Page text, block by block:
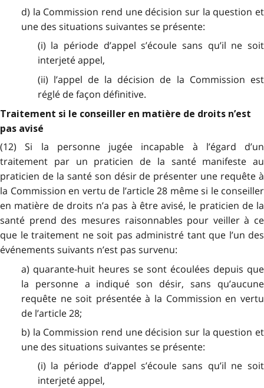
d) la Commission rend une décision sur la question et
une des situations suivantes se présente:
(i) la période d’appel s’écoule sans qu’il ne soit
interjeté appel,
(ii) l’appel de la décision de la Commission est
réglé de façon définitive.
Traitement si le conseiller en matière de droits n’est
pas avisé
(12) Si la personne jugée incapable à l’égard d’un
traitement par un praticien de la santé manifeste au
praticien de la santé son désir de présenter une requête à
la Commission en vertu de l’article 28 même si le conseiller
en matière de droits n’a pas à être avisé, le praticien de la
santé prend des mesures raisonnables pour veiller à ce
que le traitement ne soit pas administré tant que l’un des
événements suivants n’est pas survenu:
a) quarante-huit heures se sont écoulées depuis que
la personne a indiqué son désir, sans qu’aucune
requête ne soit présentée à la Commission en vertu
de l’article 28;
b) la Commission rend une décision sur la question et
une des situations suivantes se présente:
(i) la période d’appel s’écoule sans qu’il ne soit
interjeté appel,